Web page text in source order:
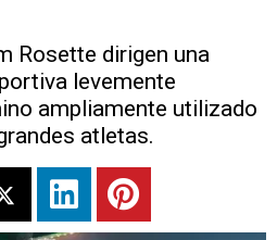
Rosette dirigen una
levemente
ampliamente utilizado
atletas.